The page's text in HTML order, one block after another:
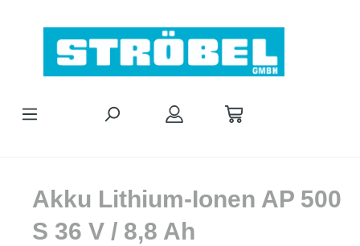
Akku Lithium-Ionen AP 500
S 36 V / 8,8 Ah